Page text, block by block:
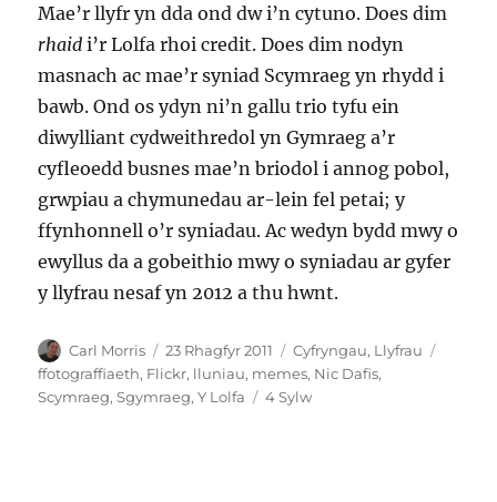
Mae’r llyfr yn dda ond dw i’n cytuno. Does dim
rhaid i’r Lolfa rhoi credit. Does dim nodyn
masnach ac mae’r syniad Scymraeg yn rhydd i
bawb. Ond os ydyn ni’n gallu trio tyfu ein
diwylliant cydweithredol yn Gymraeg a’r
cyfleoedd busnes mae’n briodol i annog pobol,
grwpiau a chymunedau ar-lein fel petai; y
ffynhonnell o’r syniadau. Ac wedyn bydd mwy o
ewyllus da a gobeithio mwy o syniadau ar gyfer
y llyfrau nesaf yn 2012 a thu hwnt.
Awdur
Carl Morris
Cofnodwyd
ar
23 Rhagfyr 2011 Categorïau
Cyfryngau, Llyfrau
ffotograffiaeth, Flickr, lluniau, memes, Nic Dafis,
Scymraeg,Sgymraeg,Y Lolfa 4 Sylwar